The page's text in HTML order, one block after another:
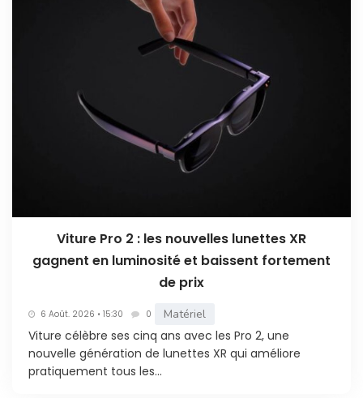
Viture Pro 2 : les nouvelles lunettes XR
gagnent en luminosité et baissent fortement
de prix
6 Août. 2026 • 15:30 0 Matériel
Viture célèbre ses cinq ans avec les Pro 2, une
nouvelle génération de lunettes XR qui améliore
pratiquement tous les...